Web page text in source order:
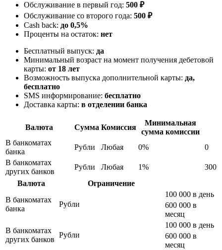
Обслуживание в первый год: 500 ₽
Обслуживание со второго года: 500 ₽
Cash back: до 0,5%
Проценты на остаток: нет
Бесплатный выпуск: да
Минимальный возраст на момент получения дебетовой
карты: от 18 лет
Возможность выпуска дополнительной карты: да,
бесплатно
SMS информирование: бесплатно
Доставка карты: в отделении банка
Валюта Сумма Комиссия
Минимальная
сумма комиссии
В банкоматах
банка
Рубли Любая 0%
0
В банкоматах
других банков
Рубли Любая 1%
300
Валюта
Ограничение
В банкоматах
банка
Рубли
100 000 в день
600 000 в
месяц
В банкоматах
других банков
Рубли
100 000 в день
600 000 в
месяц